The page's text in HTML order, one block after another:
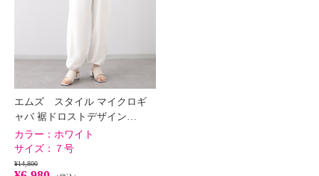
エムズ スタイル マイクロギ
ャバ 裾ドロストデザイン…
カラー： ホワイト
サイズ：
７号
¥14,800